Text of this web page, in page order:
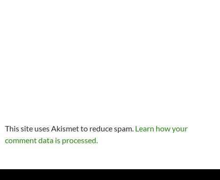
This site uses Akismet to reduce spam. Learn how your
comment data is processed.